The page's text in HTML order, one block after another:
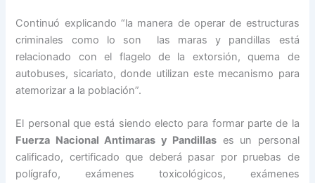
Continuó explicando “la manera de operar de estructuras
criminales como lo son las maras y pandillas está
relacionado con el flagelo de la extorsión, quema de
autobuses, sicariato, donde utilizan este mecanismo para
atemorizar a la población”.
El personal que está siendo electo para formar parte de la
Fuerza Nacional Antimaras y Pandillas es un personal
calificado, certificado que deberá pasar por pruebas de
polígrafo, exámenes toxicológicos, exámenes